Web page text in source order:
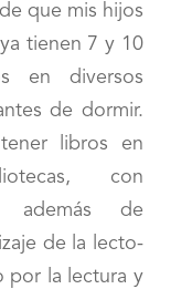
que mis hijos
tienen 7 y 10
en diversos
de dormir.
libros en
con
además de
de la lecto-
por la lectura y